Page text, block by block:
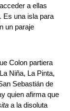
a ellas
Es una isla para
un paraje
Colon partiera
Niña, La Pinta,
Sebastián de
quien afirma que
a la disoluta